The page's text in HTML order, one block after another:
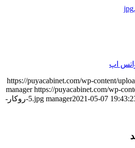
اپ
https://puyacabinet.com/wp-content/
manager https://puyacabinet.com/wp-
5.jpg manager2021-05-07
612-روکار-